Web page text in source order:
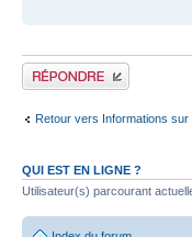
Publier une réponse
Retour vers Informations sur
QUI EST EN LIGNE ?
Utilisateur(s) parcourant